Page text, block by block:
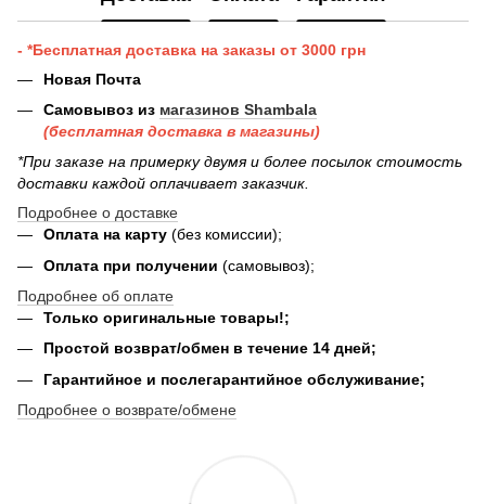
- *Бесплатная доставка на заказы от 3000 грн
Новая Почта
Самовывоз из магазинов Shambala
(бесплатная доставка в магазины)
*При заказе на примерку двумя и более посылок стоимость
доставки каждой оплачивает заказчик.
Подробнее о доставке
Оплата на карту (без комиссии);
Оплата при получении (самовывоз);
Подробнее об оплате
Только оригинальные товары!;
Простой возврат/обмен в течение 14 дней;
Гарантийное и послегарантийное обслуживание;
Подробнее о возврате/обмене